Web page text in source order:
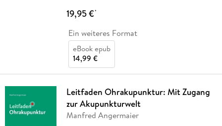
19,95 €*
Ein weiteres Format
eBook epub
14,99 €
Leitfaden Ohrakupunktur: Mit Zugang
zur Akupunkturwelt
Manfred Angermaier